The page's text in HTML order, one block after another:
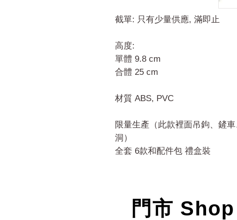
截單: 只有少量供應, 滿即止
高度:
單體 9.8 cm
合體 25 cm
材質 ABS, PVC
限量生產（此款裡面吊鉤、鏟
洞）
全套 6款和配件包 禮盒裝
門市 Shop